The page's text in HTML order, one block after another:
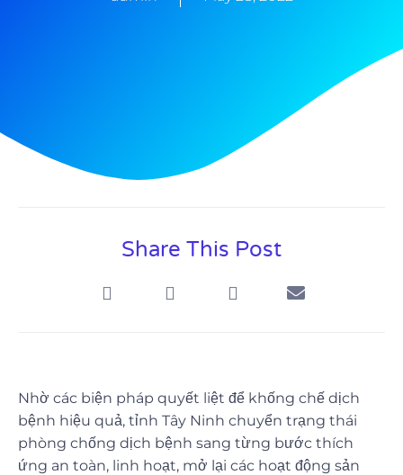
Share This Post
Nhờ các biện pháp quyết liệt để khống chế dịch
bệnh hiệu quả, tỉnh Tây Ninh chuyển trạng thái
phòng chống dịch bệnh sang từng bước thích
ứng an toàn, linh hoạt, mở lại các hoạt động sản